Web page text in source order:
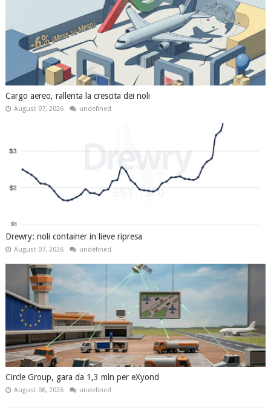
Cargo aereo, rallenta la crescita dei noli
August 07, 2026 undefined
Drewry: noli container in lieve ripresa
August 07, 2026 undefined
Circle Group, gara da 1,3 mln per eXyond
August 06, 2026 undefined